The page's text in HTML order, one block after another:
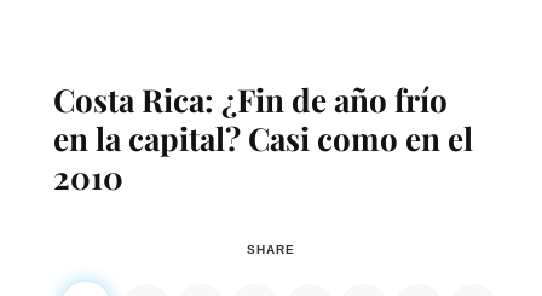
Costa Rica: ¿Fin de año frío
en la capital? Casi como en el
2010
SHARE